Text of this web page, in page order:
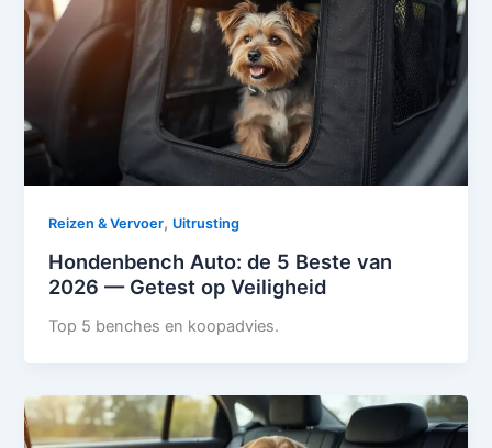
Reizen & Vervoer, Uitrusting
Hondenbench Auto: de 5 Beste van
2026 — Getest op Veiligheid
Top 5 benches en koopadvies.